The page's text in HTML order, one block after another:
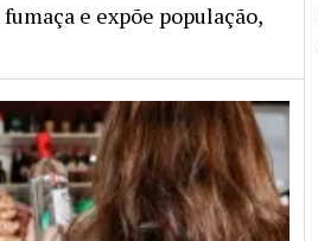
e expõe população,